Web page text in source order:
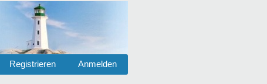
Anmelden
Registrieren